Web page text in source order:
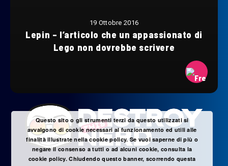
19 Ottobre 2016
Lepin – l’articolo che un appassionato di
Lego non dovrebbe scrivere
Questo sito o gli strumenti terzi da questo utilizzati si
avvalgono di cookie necessari al funzionamento ed utili alle
finalità illustrate nella cookie policy. Se vuoi saperne di più o
negare il consenso a tutti o ad alcuni cookie, consulta la
cookie policy. Chiudendo questo banner, scorrendo questa